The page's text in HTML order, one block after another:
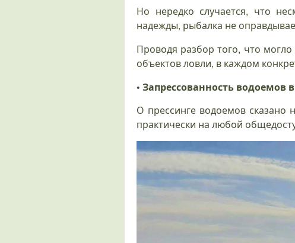
Но нередко случается, что
надежды, рыбалка не
Проводя разбор того, что
объектов ловли, в каждом
• Запрессованность
О прессинге водоемов
практически на любой